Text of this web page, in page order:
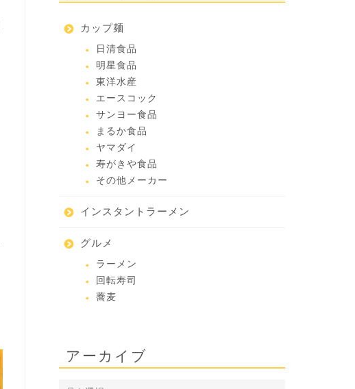
カップ麺
日清食品
明星食品
東洋水産
エースコック
サンヨー食品
まるか食品
ヤマダイ
寿がきや食品
その他メーカー
インスタントラーメン
グルメ
ラーメン
回転寿司
蕎麦
アーカイブ